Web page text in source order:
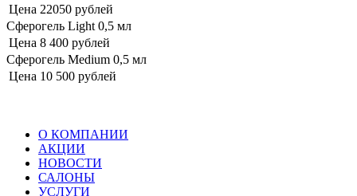
Цена 22050 рублей
Сферогель Light 0,5 мл
Цена 8 400 рублей
Сферогель Medium 0,5 мл
Цена 10 500 рублей
О КОМПАНИИ
АКЦИИ
НОВОСТИ
САЛОНЫ
УСЛУГИ